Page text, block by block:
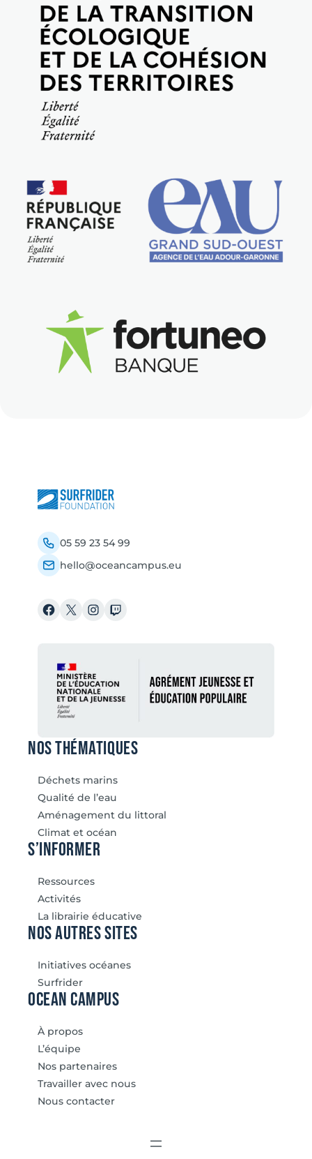
05 59 23 54 99
hello@oceancampus.eu
Facebook
X Instagram
Twitch
Nos thématiques
Déchets marins
Qualité de l’eau
Aménagement du littoral
Climat et océan
S’informer
Ressources
Activités
La librairie éducative
Nos autres sites
Initiatives océanes
Surfrider
Ocean Campus
À propos
L’équipe
Nos partenaires
Travailler avec nous
Nous contacter